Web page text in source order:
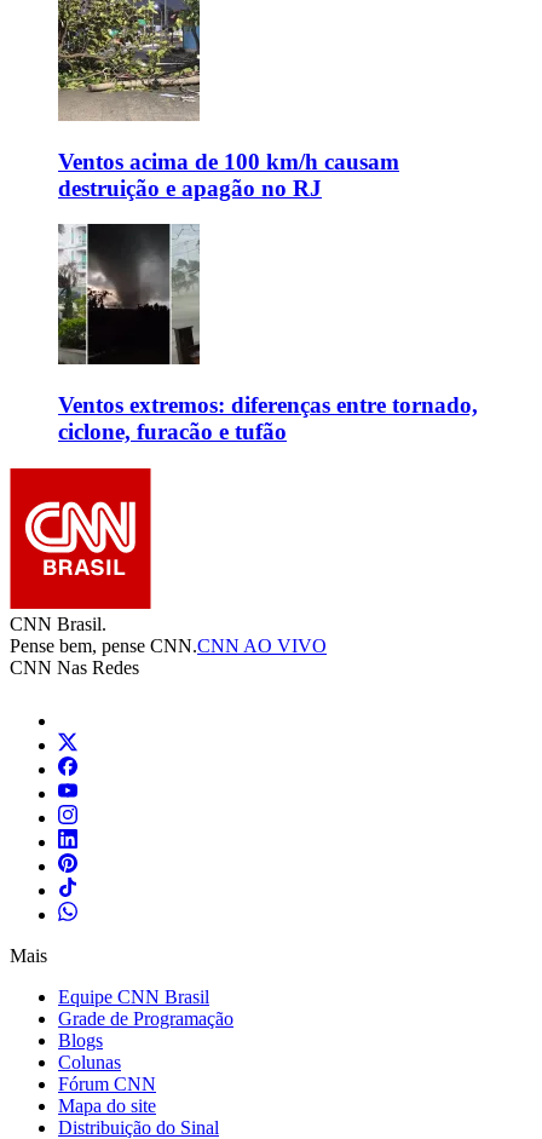
Ventos acima de 100 km/h causam
destruição e apagão no RJ
Ventos extremos: diferenças entre tornado,
ciclone, furacão e tufão
CNN Brasil.
Pense bem, pense CNN.CNN AO VIVO
CNN Nas Redes
Mais
Equipe CNN Brasil
Grade de Programação
Blogs
Colunas
Fórum CNN
Mapa do site
Distribuição do Sinal